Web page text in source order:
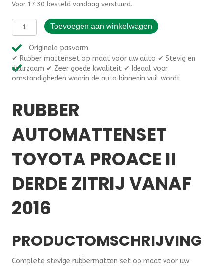
Voor 17:30 besteld vandaag verstuurd.
Set
rubber
automatten
op
maat
Toyota
Proace
zitrij
2016
aantal
Toevoegen aan winkelwagen
Originele pasvorm
✔ Rubber mattenset op maat voor uw auto ✔ Stevig en
duurzaam ✔ Zeer goede kwaliteit ✔ Ideaal voor
omstandigheden waarin de auto binnenin vuil wordt
RUBBER
AUTOMATTENSET
TOYOTA PROACE II
DERDE ZITRIJ VANAF
2016
PRODUCTOMSCHRIJVING
Complete stevige rubbermatten set op maat voor uw